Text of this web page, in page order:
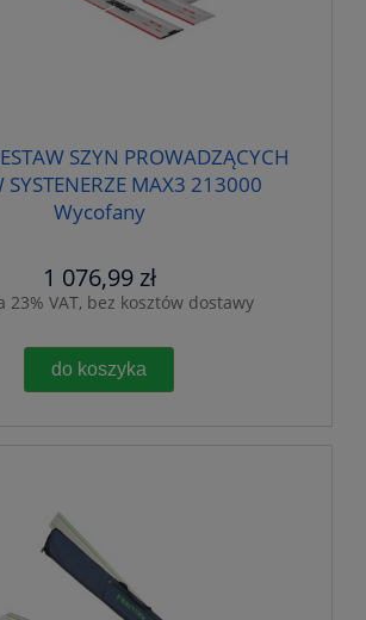
SZYN PROWADZĄCYCH
SYSTENERZE MAX3 213000
Wycofany
1 076,99 zł
23% VAT, bez kosztów dostawy
do koszyka